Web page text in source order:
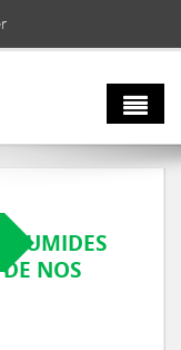
HUMIDES
NOS